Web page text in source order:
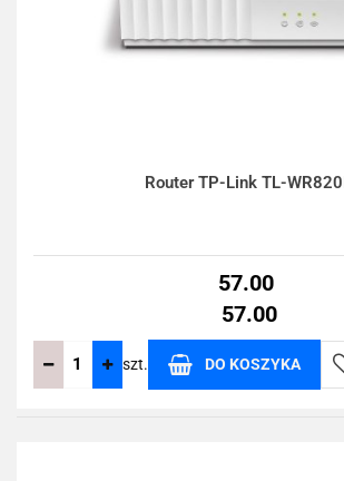
Router TP-Link TL-
57.00
57.00
szt. DO KOSZYKA